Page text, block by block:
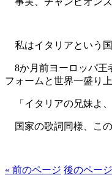
私はイタリアという国
8か月前ヨーロッパ王
フォームと世界一盛り
「イタリアの兄妹よ、
国家の歌詞同様、この
« 前のページ 後のペー